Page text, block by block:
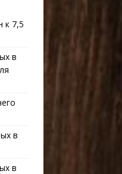
к 7,5
в
в
в